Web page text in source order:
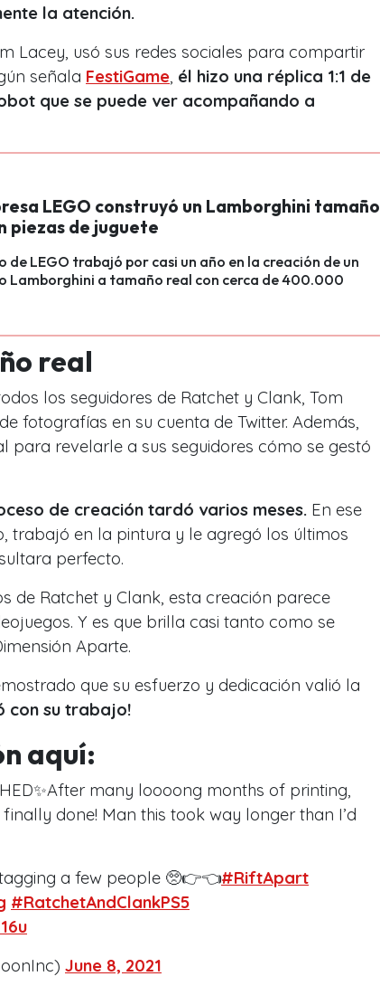
la atención.
Lacey, usó sus redes sociales para compartir
señala FestiGame él hizo una réplica 1:1 de
que se puede ver acompañando a
LEGO construyó un Lamborghini tamaño
piezas de juguete
de LEGO trabajó por casi un año en la creación de un
Lamborghini a tamaño real con cerca de 400.000
real
los seguidores de Ratchet y Clank, Tom
fotografías en su cuenta de Twitter. Además,
para revelarle a sus seguidores cómo se gestó
de creación tardó varios meses. En ese
trabajó en la pintura y le agregó los últimos
perfecto.
de Ratchet y Clank, esta creación parece
Y es que brilla casi tanto como se
Aparte.
que su esfuerzo y dedicación valió la
con su trabajo!
aquí:
many loooong months of printing,
done! Man this took way longer than I’d
a few people 🥺👉👈#RiftApart
#RatchetAndClankPS5
June 8, 2021